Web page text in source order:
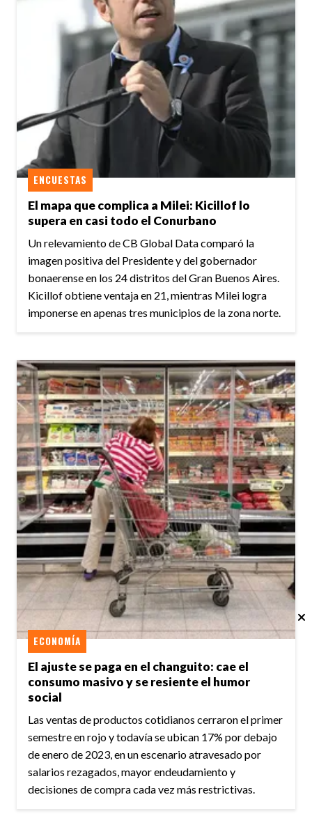
El mapa que complica a Milei: Kicillof lo
supera en casi todo el Conurbano
ENCUESTAS
Un relevamiento de CB Global Data comparó la
imagen positiva del Presidente y del gobernador
bonaerense en los 24 distritos del Gran Buenos Aires.
Kicillof obtiene ventaja en 21, mientras Milei logra
imponerse en apenas tres municipios de la zona norte.
El ajuste se paga en el changuito: cae el
consumo masivo y se resiente el humor
social
ECONOMÍA
Las ventas de productos cotidianos cerraron el primer
semestre en rojo y todavía se ubican 17% por debajo
de enero de 2023, en un escenario atravesado por
salarios rezagados, mayor endeudamiento y
decisiones de compra cada vez más restrictivas.